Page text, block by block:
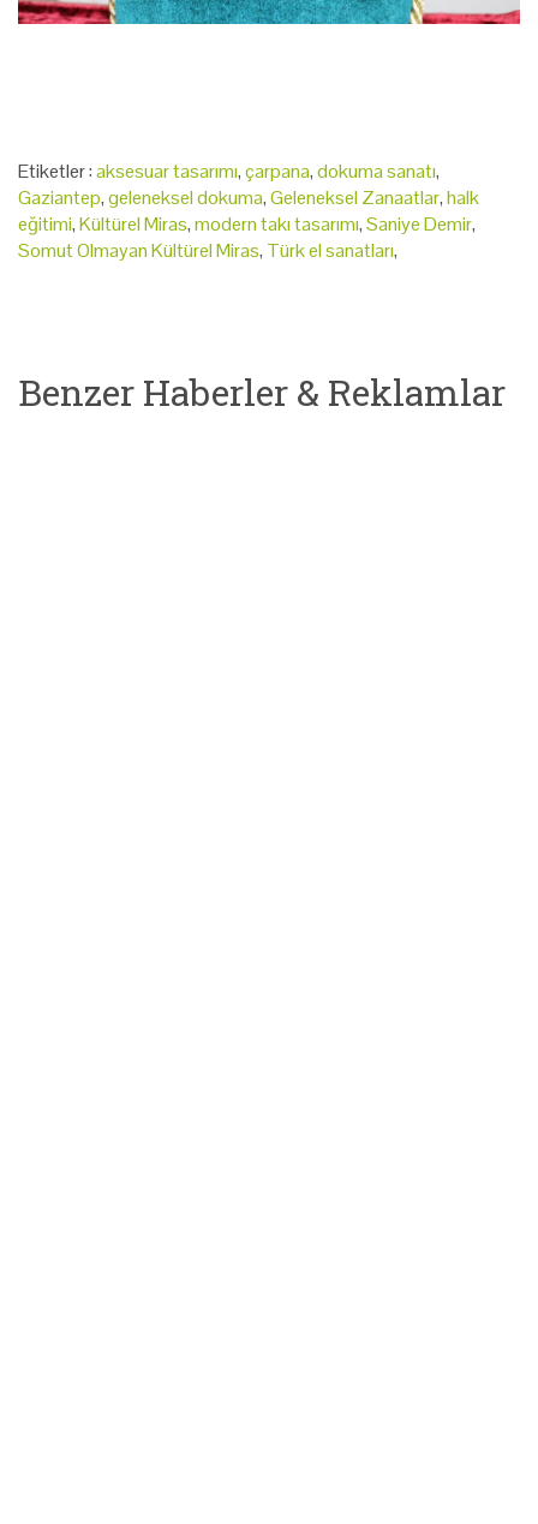
Etiketler :aksesuar tasarımı,çarpana,dokuma sanatı,
Gaziantep,geleneksel dokuma,Geleneksel Zanaatlar,halk
eğitimi,Kültürel Miras,modern takı tasarımı,Saniye Demir,
Somut Olmayan Kültürel Miras, Türk el sanatları,
Benzer Haberler & Reklamlar